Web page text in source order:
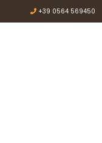
+39 0564 569450